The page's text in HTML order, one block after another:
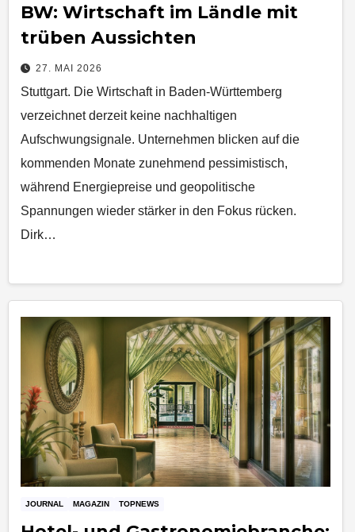
BW: Wirtschaft im Ländle mit
trüben Aussichten
27. MAI 2026
Stuttgart. Die Wirtschaft in Baden-Württemberg
verzeichnet derzeit keine nachhaltigen
Aufschwungsignale. Unternehmen blicken auf die
kommenden Monate zunehmend pessimistisch,
während Energiepreise und geopolitische
Spannungen wieder stärker in den Fokus rücken.
Dirk…
JOURNAL MAGAZIN TOPNEWS